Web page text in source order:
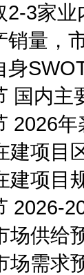
家业内
销量，
SWOT
内主要
年
目区
目规
给预
求预